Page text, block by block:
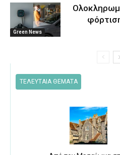
Green News
ΤΕΛΕΥΤΑΙΑ ΘΕΜΑΤΑ